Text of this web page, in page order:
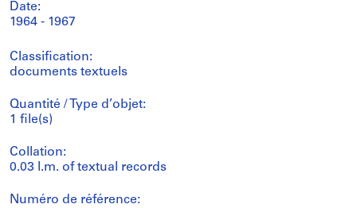
Date:
1964 - 1967
Classification:
documents textuels
Quantité / Type d’objet:
1 file(s)
Collation:
0.03 l.m. of textual records
Numéro de référence: